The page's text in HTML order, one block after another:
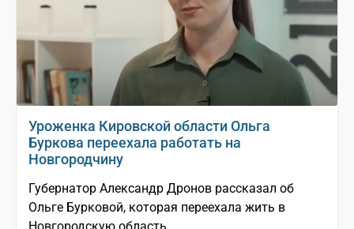
Уроженка Кировской области Ольга
Буркова переехала работать на
Новгородчину
Губернатор Александр Дронов рассказал об
Ольге Бурковой, которая переехала жить в